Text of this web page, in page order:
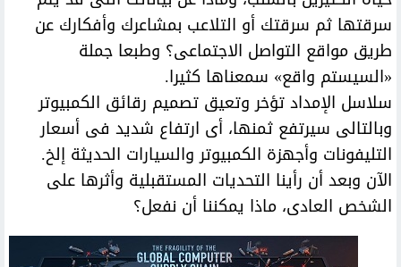
سرقتها ثم سرقتك أو التلاعب بمشاعرك وأفكارك عن
طريق مواقع التواصل الاجتماعى؟ وطبعا جملة
«السيستم واقع» سمعناها كثيرا.
سلاسل الإمداد تؤخر وتعيق تصميم رقائق الكمبيوتر
وبالتالى سيرتفع ثمنها، أى ارتفاع شديد فى أسعار
التليفونات وأجهزة الكمبيوتر والسيارات الحديثة إلخ.
الآن وبعد أن رأينا التحديات المستقبلية وأثرها على
الشخص العادى، ماذا يمكننا أن نفعل؟